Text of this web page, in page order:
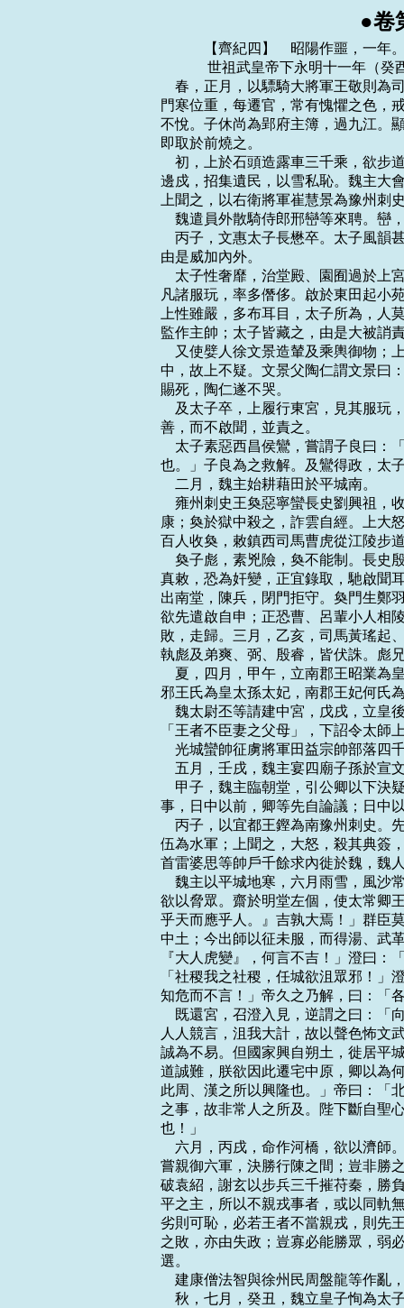
●卷
　　【齊紀四】　昭陽作噩，一年
　　 世祖武皇帝下永明十一年（
春，正月，以驃騎大將軍王敬則
門寒位重，每遷官，常有愧懼之色，
不悅。子休尚為郢府主簿，過九江。
即取於前燒之。
初，上於石頭造露車三千乘，欲
邊戍，招集遺民，以雪私恥。魏主大
上聞之，以右衛將軍崔慧景為豫州刺
魏遣員外散騎侍郎邢巒等來聘。巒
丙子，文惠太子長懋卒。太子風
由是威加內外。
太子性奢靡，治堂殿、園囿過於
凡諸服玩，率多僭侈。啟於東田起小
上性雖嚴，多布耳目，太子所為，人
監作主帥；太子皆藏之，由是大被誚
又使嬖人徐文景造輦及乘輿御物
中，故上不疑。文景父陶仁謂文景曰
賜死，陶仁遂不哭。
及太子卒，上履行東宮，見其服
善，而不啟聞，並責之。
太子素惡西昌侯鸞，嘗謂子良曰
也。」子良為之救解。及鸞得政，太
    二月，魏主始耕藉田於平城南。
雍州刺史王奐惡寧蠻長史劉興祖
康；奐於獄中殺之，詐雲自經。上大
百人收奐，敕鎮西司馬曹虎從江陵步
奐子彪，素兇險，奐不能制。長
真敕，恐為奸變，正宜錄取，馳啟聞
出南堂，陳兵，閉門拒守。奐門生鄭
欲先遣啟自申；正恐曹、呂輩小人相
敗，走歸。三月，乙亥，司馬黃瑤起
執彪及弟爽、弼、殷睿，皆伏誅。彪
夏，四月，甲午，立南郡王昭業
邪王氏為皇太孫太妃，南郡王妃何氏
魏太尉丕等請建中宮，戊戌，立
「王者不臣妻之父母」，下詔令太師
光城蠻帥征虜將軍田益宗帥部落四
五月，壬戌，魏主宴四廟子孫於
甲子，魏主臨朝堂，引公卿以下
事，日中以前，卿等先自論議；日中
丙子，以宜都王鏗為南豫州刺史
伍為水軍；上聞之，大怒，殺其典簽
首雷婆思等帥戶千餘求內徙於魏，魏
魏主以平城地寒，六月雨雪，風
欲以脅眾。齋於明堂左個，使太常卿
乎天而應乎人。』吉孰大焉！」群臣
中土；今出師以征未服，而得湯、武
『大人虎變』，何言不吉！」澄曰：
「社稷我之社稷，任城欲沮眾邪！」
知危而不言！」帝久之乃解，曰：「
既還宮，召澄入見，逆謂之曰：
人人競言，沮我大計，故以聲色怖文
誠為不易。但國家興自朔土，徙居平
道誠難，朕欲因此遷宅中原，卿以為
此周、漢之所以興隆也。」帝曰：「
之事，故非常人之所及。陛下斷自聖
也！」
六月，丙戌，命作河橋，欲以濟
嘗親御六軍，決勝行陳之間；豈非勝
破袁紹，謝玄以步兵三千摧苻秦，勝
平之主，所以不親戎事者，或以同軌
劣則可恥，必若王者不當親戎，則先
之敗，亦由失政；豈寡必能勝眾，弱
選。
建康僧法智與徐州民周盤龍等作
秋，七月，癸丑，魏立皇子恂為太